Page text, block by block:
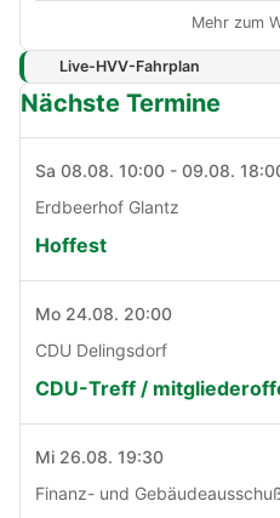
Mehr zum
Live-HVV-Fahrplan
Nächste Termine
Sa 08.08. 10:00 - 09.08.
Erdbeerhof Glantz
Hoffest
Mo 24.08. 20:00
CDU Delingsdorf
CDU-Treff /
Mi 26.08. 19:30
Finanz- und